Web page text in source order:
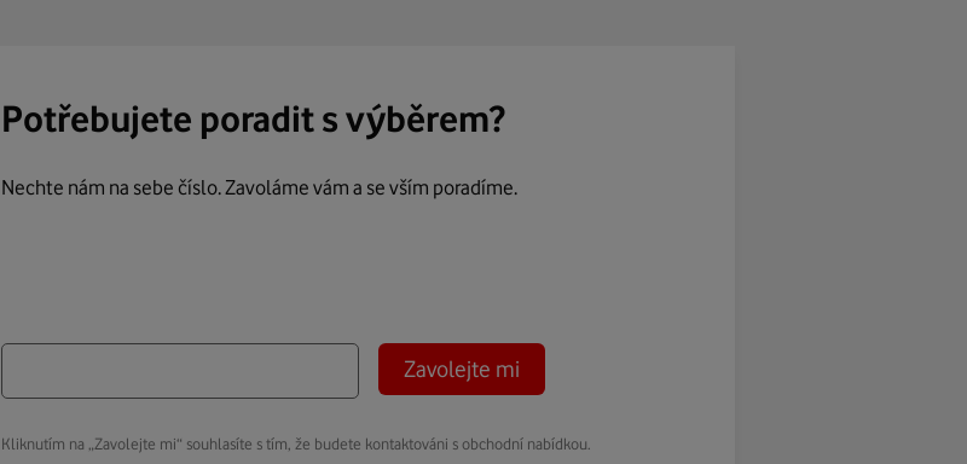
Potřebujete poradit s výběrem?
Nechte nám na sebe číslo. Zavoláme vám a se vším poradíme.
Zavolejte mi
Kliknutím na „Zavolejte mi“ souhlasíte s tím, že budete kontaktováni s obchodní nabídkou.